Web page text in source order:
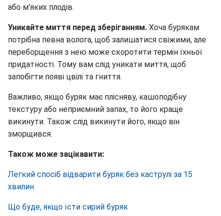
або м'яких плодів.
Уникайте миття перед зберіганням. Хоча бурякам
потрібна певна волога, щоб залишатися свіжими, але
переборщення з нею може скоротити термін їхньої
придатності. Тому вам слід уникати миття, щоб
запобігти появі цвілі та гниття.
Важливо, якщо буряк має плісняву, кашоподібну
текстуру або неприємний запах, то його краще
викинути. Також слід викинути його, якщо він
зморщився.
Також може зацікавити:
Легкий спосіб відварити буряк без каструлі за 15
хвилин
Що буде, якщо їсти сирий буряк